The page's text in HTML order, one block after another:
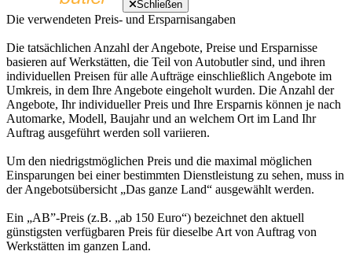
Schließen
Die verwendeten Preis- und Ersparnisangaben
Die tatsächlichen Anzahl der Angebote, Preise und Ersparnisse
basieren auf Werkstätten, die Teil von Autobutler sind, und ihren
individuellen Preisen für alle Aufträge einschließlich Angebote im
Umkreis, in dem Ihre Angebote eingeholt wurden. Die Anzahl der
Angebote, Ihr individueller Preis und Ihre Ersparnis können je nach
Automarke, Modell, Baujahr und an welchem Ort im Land Ihr
Auftrag ausgeführt werden soll variieren.
Um den niedrigstmöglichen Preis und die maximal möglichen
Einsparungen bei einer bestimmten Dienstleistung zu sehen, muss in
der Angebotsübersicht „Das ganze Land“ ausgewählt werden.
Ein „AB”-Preis (z.B. „ab 150 Euro“) bezeichnet den aktuell
günstigsten verfügbaren Preis für dieselbe Art von Auftrag von
Werkstätten im ganzen Land.